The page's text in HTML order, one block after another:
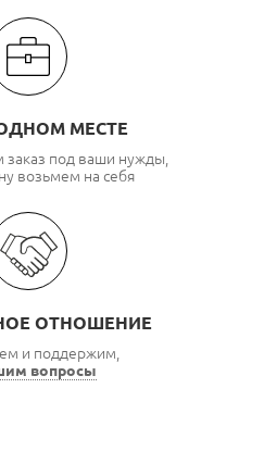
МЕСТЕ
заказ под ваши нужды,
возьмем на себя
ОТНОШЕНИЕ
и поддержим,
вопросы